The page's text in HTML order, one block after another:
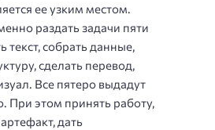
ее узким местом.
раздать задачи пяти
текст, собрать данные,
сделать перевод,
Все пятеро выдадут
При этом принять работу,
дать